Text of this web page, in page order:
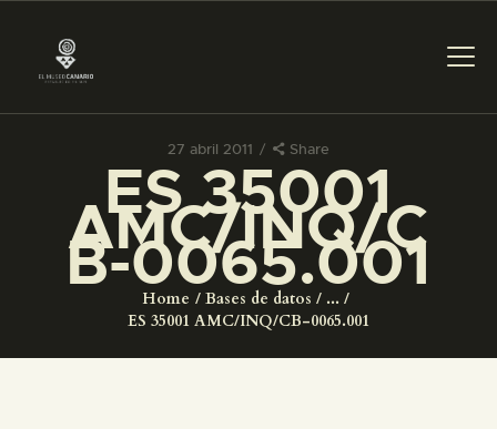
27 abril 2011 Share
ES 35001
AMC/INQ/C
B-0065.001
Home Bases de datos
...
ES 35001 AMC/INQ/CB-0065.001
PREPARAR LA VISITA
ACTIVIDADES